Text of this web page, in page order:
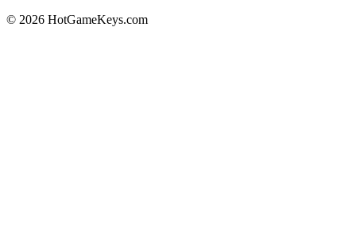
© 2026 HotGameKeys.com